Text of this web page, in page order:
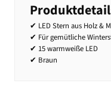
✔ LED Stern aus Holz &
✔ Für gemütliche
✔ 15 warmweiße LED
✔ Braun